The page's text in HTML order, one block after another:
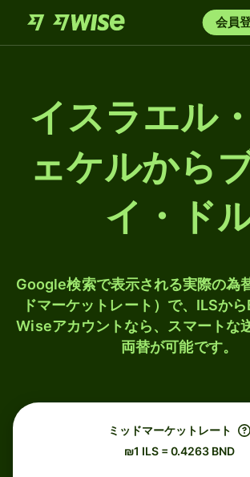
会員
イスラエル
ェケルから
イ・ド
Google検索で表示される実際の為
ドマーケットレート）で、ILSから
Wiseアカウントなら、スマートな
両替が可能です。
ミッドマーケットレート
₪1 ILS = 0.4263 BND